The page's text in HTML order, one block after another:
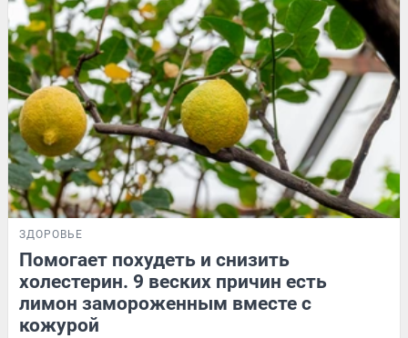
ЗДОРОВЬЕ
Помогает похудеть и снизить
холестерин. 9 веских причин есть
лимон замороженным вместе с
кожурой